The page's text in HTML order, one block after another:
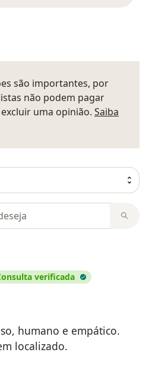
são importantes, por
não podem pagar
uma opinião. Saiba
verificada
humano e empático.
localizado.